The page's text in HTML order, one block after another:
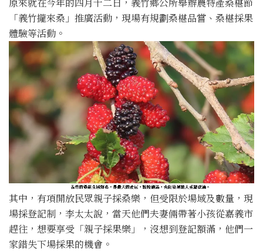
「義竹攏來桑」推廣活動，現場有規劃桑椹品嘗、桑椹採果
體驗等活動。
其中，有項開放民眾親子採桑樂，但受限於場域及數量，現
場採登記制，李太太說，當天他們夫妻倆帶著小孩從嘉義市
趕往，想要享受「親子採果樂」，沒想到登記額滿，他們一
家錯失下場採果的機會。